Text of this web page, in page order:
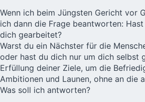
Wenn ich beim Jüngsten Gericht vor
ich dann die Frage beantworten:
dich gearbeitet?
Warst du ein Nächster für die
oder hast du dich nur um dich selbst
Erfüllung deiner Ziele, um die
Ambitionen und Launen, ohne an die
Was soll ich antworten?